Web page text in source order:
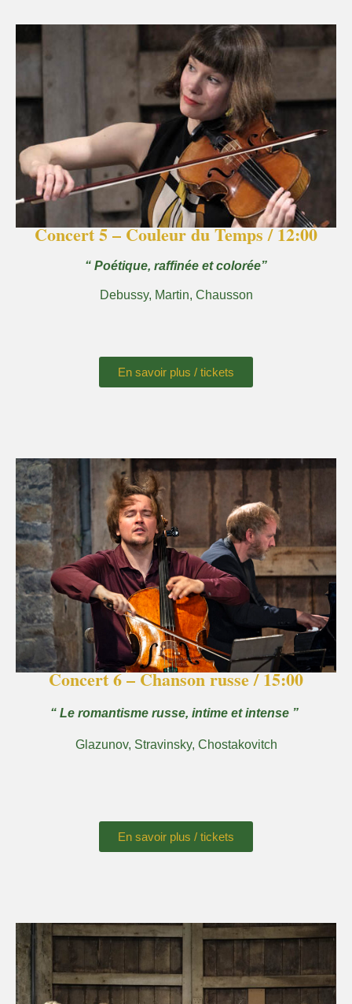
Concert 5 – Couleur du Temps / 12:00
“ Poétique, raffinée et colorée”
Debussy, Martin, Chausson
En savoir plus / tickets
Concert 6 – Chanson russe / 15:00
“ Le romantisme russe, intime et intense ” ​
Glazunov, Stravinsky, Chostakovitch
En savoir plus / tickets